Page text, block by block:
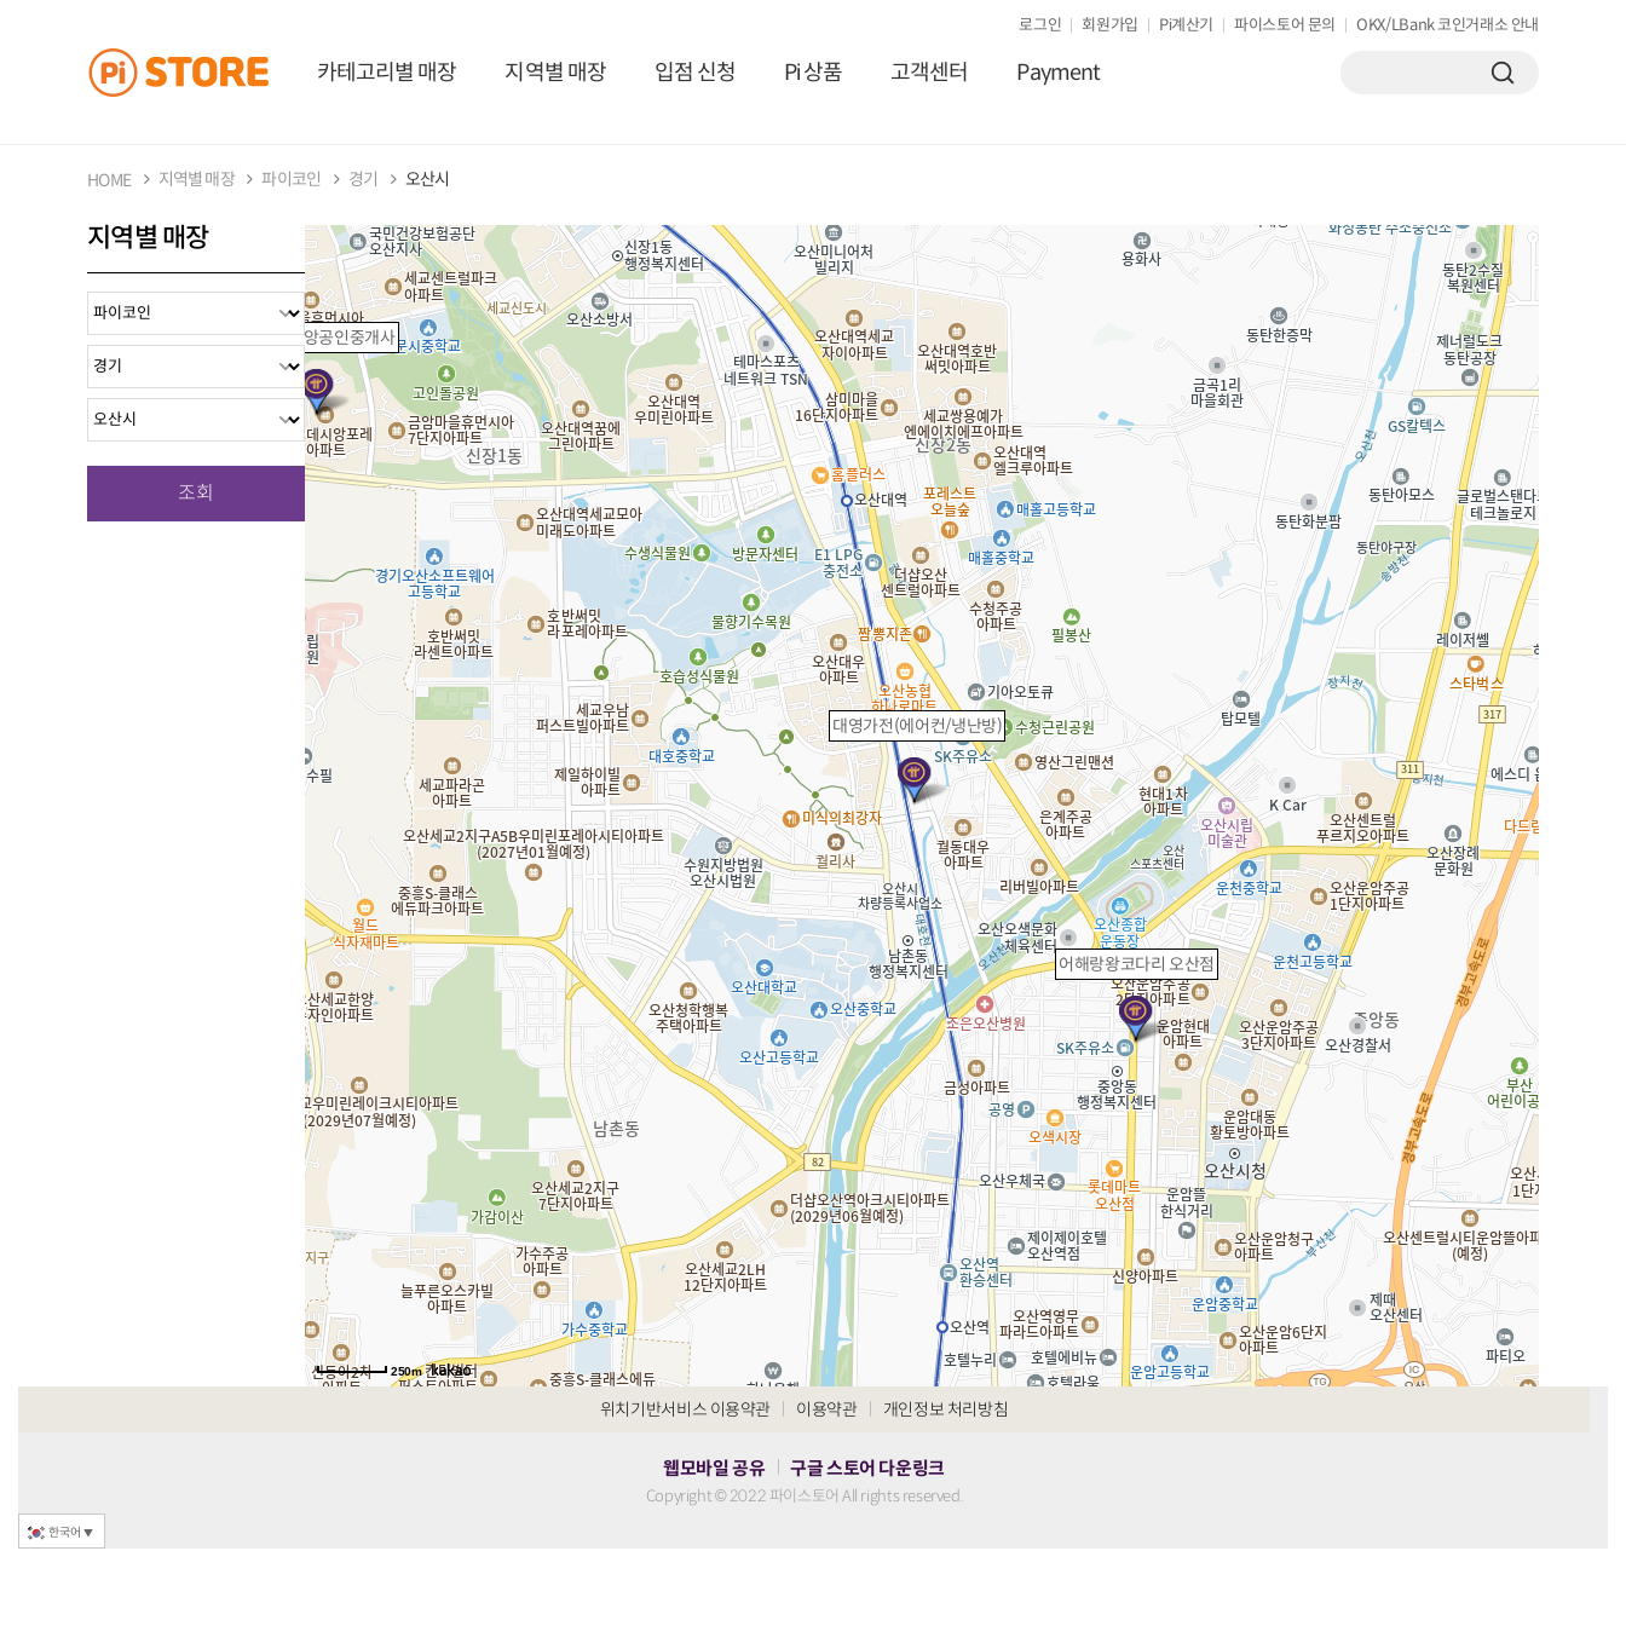
카테고리별 매장 지역별 매장 입점 신청 Pi 상품 고객센터 Payment
로그인 회원가입 Pi계산기 파이스토어 문의 OKX/LBank 코인거래소 안내
HOME 지역별 매장 파이코인 경기 오산시
지역별 매장
조회
대영가전(에어컨/냉난방)
세교데시앙공인중개사
어해랑왕코다리 오산점
250m
위치기반서비스 이용약관 | 이용약관| 개인정보 처리방침
웹모바일 공유|구글 스토어 다운링크
한국어 ▼
Copyright © 2022 파이스토어 All rights reserved.